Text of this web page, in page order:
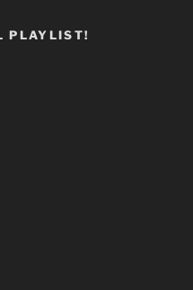
PLAYLIST!